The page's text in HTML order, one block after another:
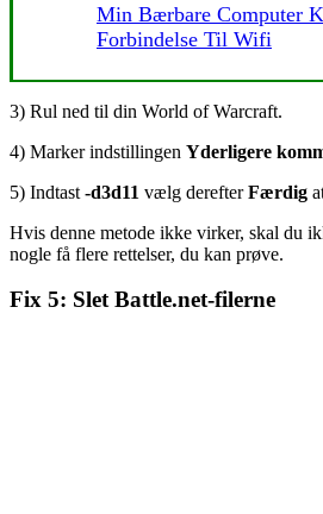
Min Bærbare Computer
Forbindelse Til Wifi
3) Rul ned til din World of Warcraft.
4) Marker indstillingen Yderligere
5) Indtast -d3d11 vælg derefterFærdig
Hvis denne metode ikke virker, skal du
nogle få flere rettelser, du kan prøve.
Fix 5: Slet Battle.net-filerne